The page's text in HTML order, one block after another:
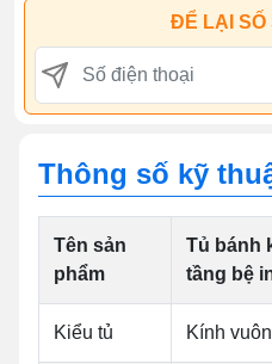
ĐỂ LẠI SỐ
Thông số kỹ
Tên sản
phẩm
Tủ bánh
tầng bệ
Kiểu tủ Kính